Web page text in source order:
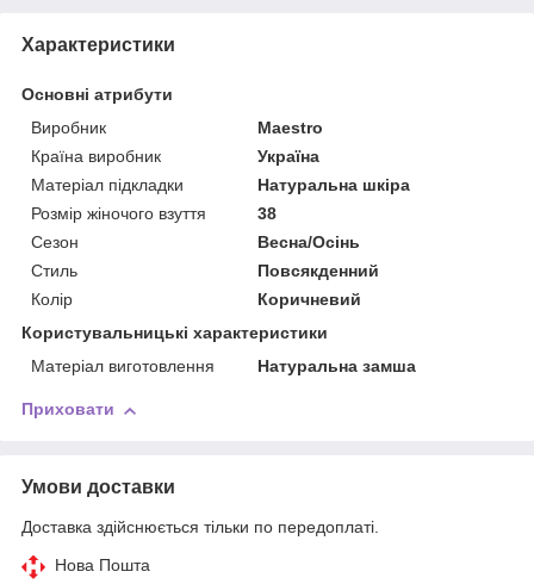
Характеристики
Основні атрибути
Виробник
Maestro
Країна виробник
Україна
Матеріал підкладки
Натуральна шкіра
Розмір жіночого взуття
38
Сезон
Весна/Осінь
Стиль
Повсякденний
Колір
Коричневий
Користувальницькі характеристики
Матеріал виготовлення
Натуральна замша
Приховати
Умови доставки
Доставка здійснюється тільки по передоплаті.
Нова Пошта